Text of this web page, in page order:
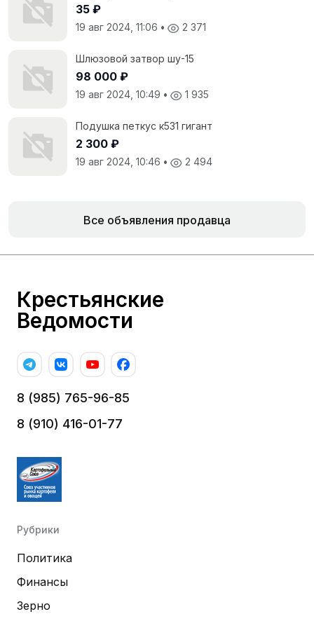
35 ₽
19 авг 2024, 11:06 • 2 371
Шлюзовой затвор шу-15
98 000 ₽
19 авг 2024, 10:49 • 1 935
Подушка петкус к531 гигант
2 300 ₽
19 авг 2024, 10:46 • 2 494
Все объявления продавца
Крестьянские
Ведомости
8 (985) 765-96-85
8 (910) 416-01-77
Рубрики
Политика
Финансы
Зерно